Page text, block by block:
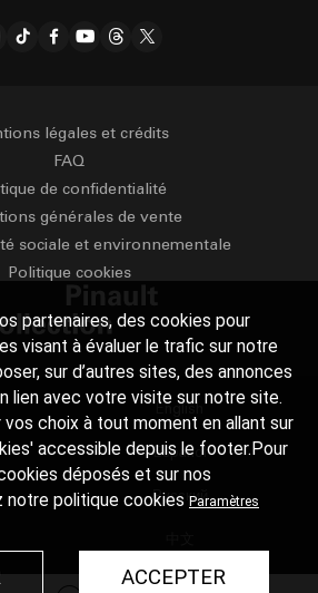
légales et crédits
FAQ
de confidentialité
générales de vente
sociale et environnementale
Politique cookies
English
Español
Русский
partenaires, des cookies pour
visant à évaluer le trafic sur notre
sur d’autres sites, des annonces
lien avec votre visite sur notre site.
choix à tout moment en allant sur
accessible depuis le footer.Pour
déposés et sur nos
notre politique cookies Paramètres
ACCEPTER